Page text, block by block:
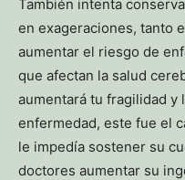
También intenta
en exageraciones, tanto
aumentar el riesgo de
que afectan la salud
aumentará tu fragilidad y
enfermedad, este fue el
le impedía sostener su
doctores aumentar su